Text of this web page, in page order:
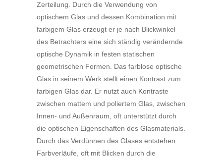
Zerteilung. Durch die Verwendung von
optischem Glas und dessen Kombination mit
farbigem Glas erzeugt er je nach Blickwinkel
des Betrachters eine sich ständig verändernde
optische Dynamik in festen statischen
geometrischen Formen. Das farblose optische
Glas in seinem Werk stellt einen Kontrast zum
farbigen Glas dar. Er nutzt auch Kontraste
zwischen mattem und poliertem Glas, zwischen
Innen- und Außenraum, oft unterstützt durch
die optischen Eigenschaften des Glasmaterials.
Durch das Verdünnen des Glases entstehen
Farbverläufe, oft mit Blicken durch die